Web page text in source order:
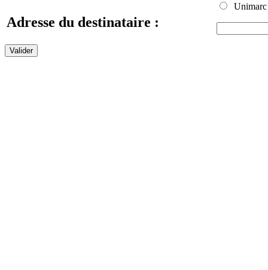
Unimarc
Adresse du destinataire :